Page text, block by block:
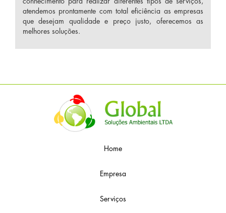
atendemos prontamente com total eficiência as empresas
que desejam qualidade e preço justo, oferecemos as
melhores soluções.
Home
Empresa
Serviços